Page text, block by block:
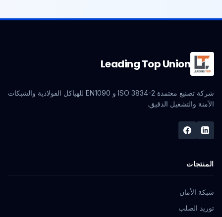
Leading Top Union
شركة تصنيع معتمدة ISO 3834-2 و EN1090 للهياكل الفولاذية والشبكات
الآمنة والتشغيل الدقيق.
المنتجات
شبكة الأمان
توريد الصلب